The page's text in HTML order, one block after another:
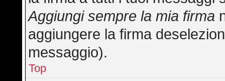
Aggiungi sempre la mia firma
aggiungere la firma
messaggio).
Top